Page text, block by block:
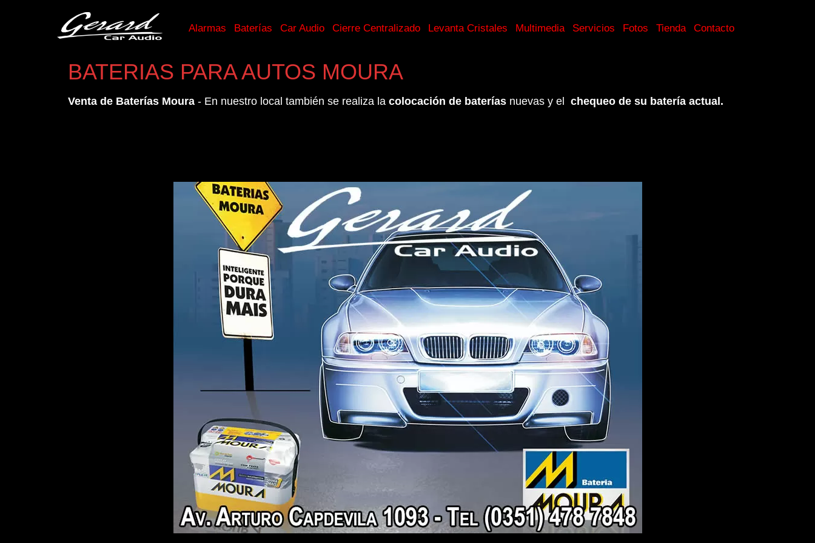
Alarmas Baterías Car Audio Cierre Centralizado Levanta Cristales Multimedia Servicios Fotos Tienda Contacto
BATERIAS PARA AUTOS MOURA
Venta de Baterías Moura - En nuestro local también se realiza la colocación de baterías nuevas y el chequeo de su batería actual.